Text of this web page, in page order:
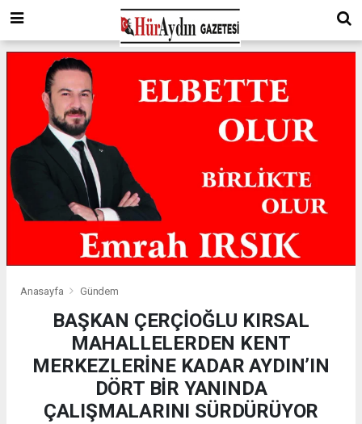
Anasayfa Gündem
BAŞKAN ÇERÇİOĞLU KIRSAL
MAHALLELERDEN KENT
MERKEZLERİNE KADAR AYDIN’IN
DÖRT BİR YANINDA
ÇALIŞMALARINI SÜRDÜRÜYOR